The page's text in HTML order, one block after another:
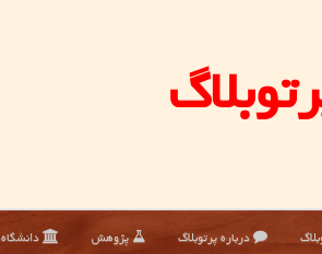
درباره پرتوبلاگ پژوهش دانشگاه